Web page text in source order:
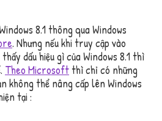
8.1 thông qua Windows
. Nhưng nếu khi truy cập vào
dấu hiệu gì của Windows 8.1 thì
Theo Microsoftthì chỉ có những
không thể nâng cấp lên Windows
tại :